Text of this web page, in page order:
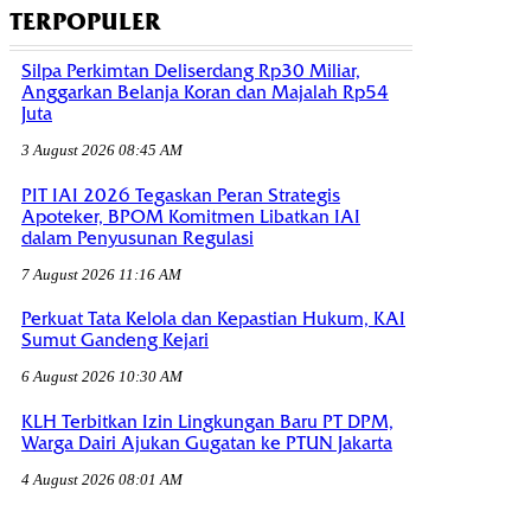
TERPOPULER
Silpa Perkimtan Deliserdang Rp30 Miliar,
Anggarkan Belanja Koran dan Majalah Rp54
Juta
3 August 2026 08:45 AM
PIT IAI 2026 Tegaskan Peran Strategis
Apoteker, BPOM Komitmen Libatkan IAI
dalam Penyusunan Regulasi
7 August 2026 11:16 AM
Perkuat Tata Kelola dan Kepastian Hukum, KAI
Sumut Gandeng Kejari
6 August 2026 10:30 AM
KLH Terbitkan Izin Lingkungan Baru PT DPM,
Warga Dairi Ajukan Gugatan ke PTUN Jakarta
4 August 2026 08:01 AM